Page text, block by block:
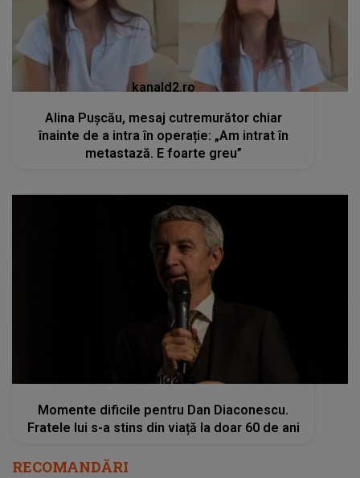
kanald2.ro
Alina Pușcău, mesaj cutremurător chiar
înainte de a intra în operație: „Am intrat în
metastază. E foarte greu”
kanald2.ro
Momente dificile pentru Dan Diaconescu.
Fratele lui s-a stins din viață la doar 60 de ani
RECOMANDĂRI